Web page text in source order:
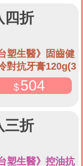
四折
塑生醫》固齒健
對抗牙膏120g(3
504
三折
塑生醫》控油抗